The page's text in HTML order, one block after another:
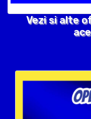
Vezi si alte